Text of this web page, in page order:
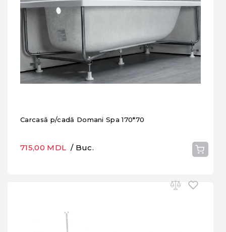
Carcasă p/cadă Domani Spa 170*70
715,00 MDL / Buc.